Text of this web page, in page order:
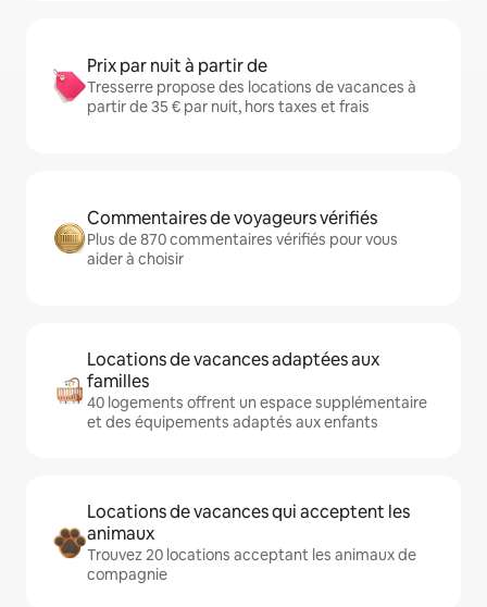
Prix par nuit à partir de
Tresserre propose des locations de vacances à
partir de 35 € par nuit, hors taxes et frais
Commentaires de voyageurs vérifiés
Plus de 870 commentaires vérifiés pour vous
aider à choisir
Locations de vacances adaptées aux
familles
40 logements offrent un espace supplémentaire
et des équipements adaptés aux enfants
Locations de vacances qui acceptent les
animaux
Trouvez 20 locations acceptant les animaux de
compagnie